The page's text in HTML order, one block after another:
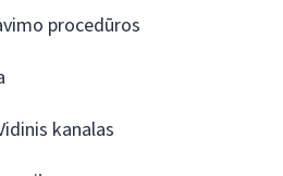
procedūros
kanalas